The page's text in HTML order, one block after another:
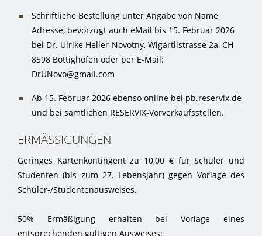
Schriftliche Bestellung unter Angabe von Name,
Adresse, bevorzugt auch eMail bis 15. Februar 2026
bei Dr. Ulrike Heller-Novotny, Wigärtlistrasse 2a, CH
8598 Bottighofen oder per E-Mail:
DrUNovo@gmail.com
Ab 15. Februar 2026 ebenso online bei pb.reservix.de
und bei sämtlichen RESERVIX-Vorverkaufsstellen.
ERMÄSSIGUNGEN
Geringes Kartenkontingent zu 10,00 € für Schüler und
Studenten (bis zum 27. Lebensjahr) gegen Vorlage des
Schüler-/Studentenausweises.
50% Ermäßigung erhalten bei Vorlage eines
entsprechenden gültigen Ausweises: